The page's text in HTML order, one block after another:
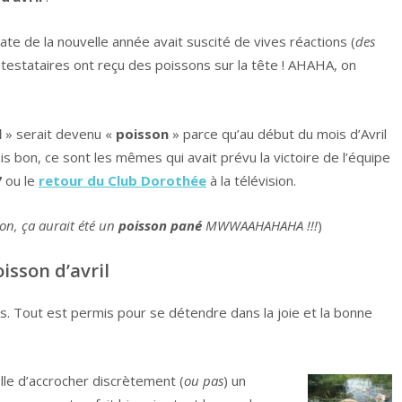
de la nouvelle année avait suscité de vives réactions (des
ont reçu des poissons sur la tête ! AHAHA, on
» serait devenu « poisson » parce qu’au début du mois d’Avril
bon, ce sont les mêmes qui avait prévu la victoire de l’équipe
ou le retour du Club Dorothée à la télévision.
ça aurait été un poisson pané MWWAAHAHAHA !!!)
d’avril
Tout est permis pour se détendre dans la joie et la bonne
d’accrocher discrètement (ou pas) un